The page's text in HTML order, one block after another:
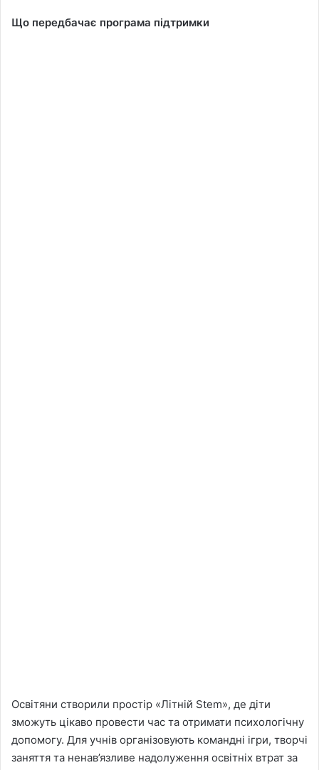
Що передбачає програма підтримки
Освітяни створили простір «Літній Stem», де діти
зможуть цікаво провести час та отримати психологічну
допомогу. Для учнів організовують командні ігри, творчі
заняття та ненав’язливе надолуження освітніх втрат за